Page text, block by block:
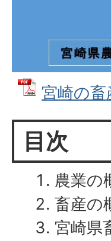
宮崎の
目次
農業の
畜産の
宮崎県